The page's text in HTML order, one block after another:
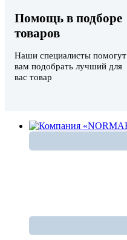
Помощь в подборе
товаров
Наши специалисты помогут
вам подобрать лучший для
вас товар